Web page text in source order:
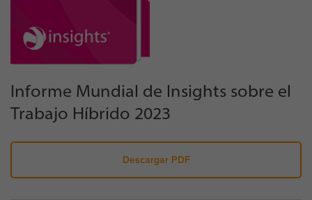
Informe Mundial de Insights sobre el
Trabajo Híbrido 2023
Descargar PDF